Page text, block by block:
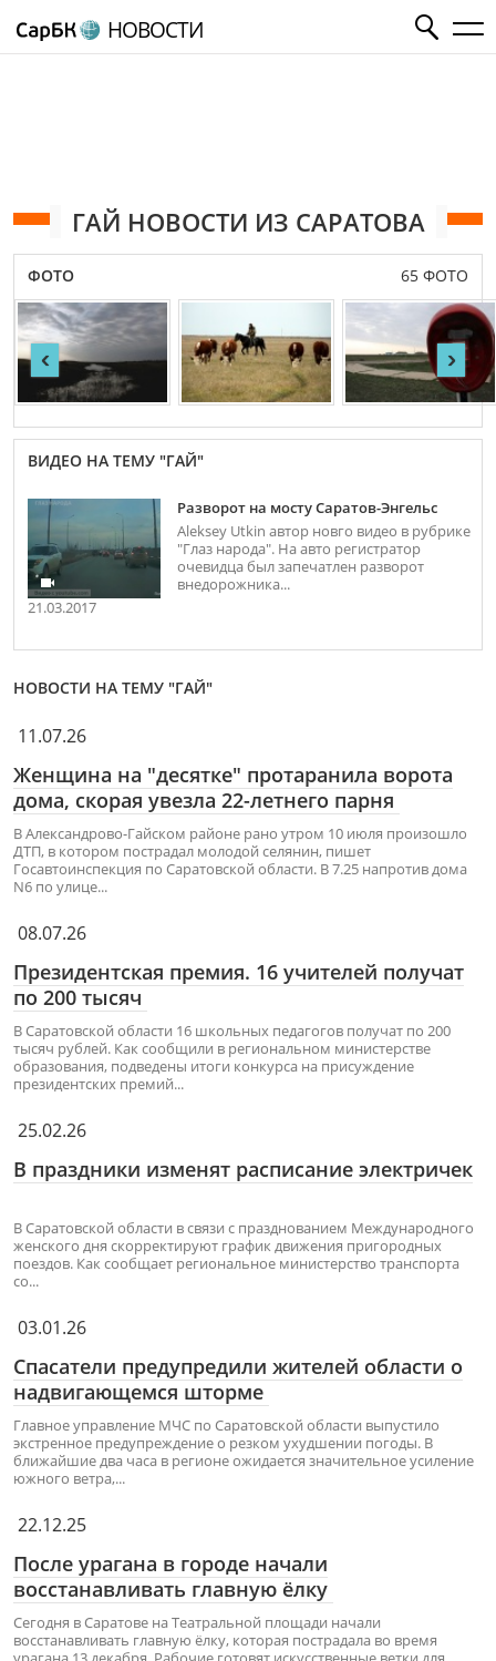
НОВОСТИ
ГАЙ НОВОСТИ ИЗ САРАТОВА
ФОТО 65 ФОТО
‹ ›
ВИДЕО НА ТЕМУ "ГАЙ"
Разворот на мосту Саратов-Энгельс
Aleksey Utkin автор новго видео в рубрике
"Глаз народа". На авто регистратор
очевидца был запечатлен разворот
внедорожника...
21.03.2017
НОВОСТИ НА ТЕМУ "ГАЙ"
11.07.26
Женщина на "десятке" протаранила ворота
дома, скорая увезла 22-летнего парня
В Александрово-Гайском районе рано утром 10 июля произошло
ДТП, в котором пострадал молодой селянин, пишет
Госавтоинспекция по Саратовской области. В 7.25 напротив дома
N6 по улице...
08.07.26
Президентская премия. 16 учителей получат
по 200 тысяч
В Саратовской области 16 школьных педагогов получат по 200
тысяч рублей. Как сообщили в региональном министерстве
образования, подведены итоги конкурса на присуждение
президентских премий...
25.02.26
В праздники изменят расписание электричек
В Саратовской области в связи с празднованием Международного
женского дня скорректируют график движения пригородных
поездов. Как сообщает региональное министерство транспорта
со...
03.01.26
Спасатели предупредили жителей области о
надвигающемся шторме
Главное управление МЧС по Саратовской области выпустило
экстренное предупреждение о резком ухудшении погоды. В
ближайшие два часа в регионе ожидается значительное усиление
южного ветра,...
22.12.25
После урагана в городе начали
восстанавливать главную ёлку
Сегодня в Саратове на Театральной площади начали
восстанавливать главную ёлку, которая пострадала во время